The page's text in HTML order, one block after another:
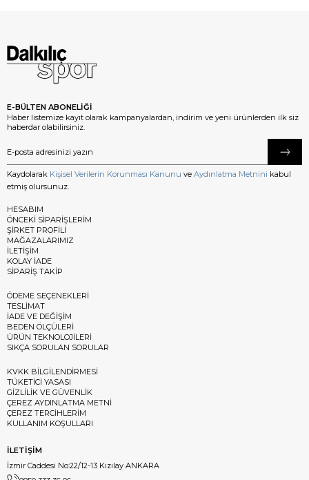
E-BÜLTEN ABONELİĞİ
Haber listemize kayıt olarak kampanyalardan, indirim ve yeni ürünlerden ilk siz
haberdar olabilirsiniz.
Kaydolarak Kişisel Verilerin Korunması Kanunu ve Aydınlatma Metnini kabul
etmiş olursunuz.
HESABIM
ÖNCEKİ SİPARİŞLERİM
ŞİRKET PROFİLİ
MAĞAZALARIMIZ
İLETİŞİM
KOLAY İADE
SİPARİŞ TAKİP
ÖDEME SEÇENEKLERİ
TESLİMAT
İADE VE DEĞİŞİM
BEDEN ÖLÇÜLERİ
ÜRÜN TEKNOLOJİLERİ
SIKÇA SORULAN SORULAR
KVKK BİLGİLENDİRMESİ
TÜKETİCİ YASASI
GİZLİLİK VE GÜVENLİK
ÇEREZ AYDINLATMA METNİ
ÇEREZ TERCİHLERİM
KULLANIM KOŞULLARI
İLETİŞİM
İzmir Caddesi No:22/12-13 Kızılay ANKARA